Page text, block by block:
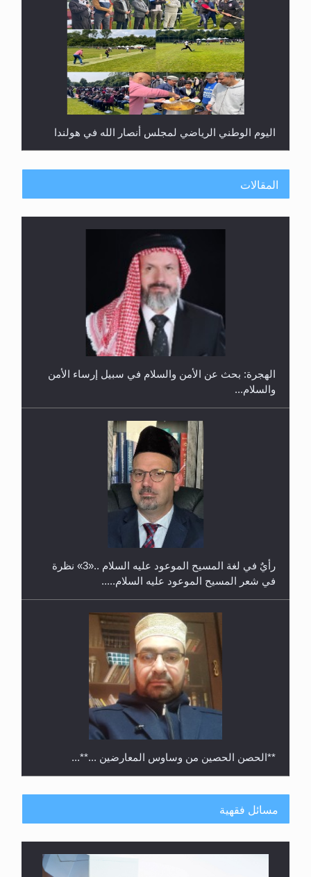
اليوم الوطني الرياضي لمجلس أنصار الله في هولندا
إتمام حفظ القرآن الكريم لثلاثة طلاب من مدرسة الحفظ
حفل توزيع الشهادات في الجامعة الأحمدية بنيجيريا لعام
المقالات
الهجرة: بحث عن الأمن والسلام في سبيل إرساء الأمن
والسلام...
رأيٌ في لغة المسيح الموعود عليه السلام ..«3» نظرة
في شعر المسيح الموعود عليه السلام.....
**الحصن الحصين من وساوس المعارضين ...**...
مسائل فقهية